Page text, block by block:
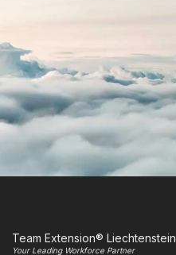
Team Extension® Liechtenstein
Your Leading Workforce Partner